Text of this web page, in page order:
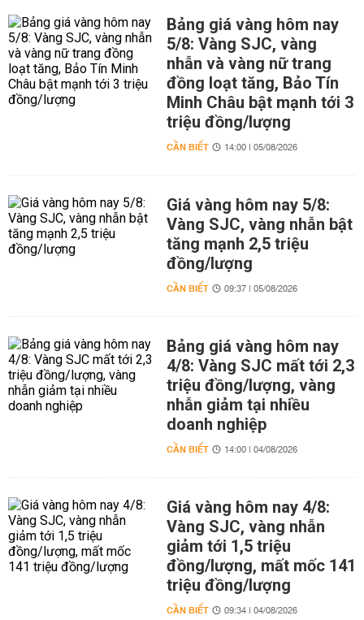
Bảng giá vàng hôm nay
5/8: Vàng SJC, vàng
nhẫn và vàng nữ trang
đồng loạt tăng, Bảo Tín
Minh Châu bật mạnh tới 3
triệu đồng/lượng
CẦN BIẾT 14:00 | 05/08/2026
Giá vàng hôm nay 5/8:
Vàng SJC, vàng nhẫn bật
tăng mạnh 2,5 triệu
đồng/lượng
CẦN BIẾT 09:37 | 05/08/2026
Bảng giá vàng hôm nay
4/8: Vàng SJC mất tới 2,3
triệu đồng/lượng, vàng
nhẫn giảm tại nhiều
doanh nghiệp
CẦN BIẾT 14:00 | 04/08/2026
Giá vàng hôm nay 4/8:
Vàng SJC, vàng nhẫn
giảm tới 1,5 triệu
đồng/lượng, mất mốc 141
triệu đồng/lượng
CẦN BIẾT 09:34 | 04/08/2026